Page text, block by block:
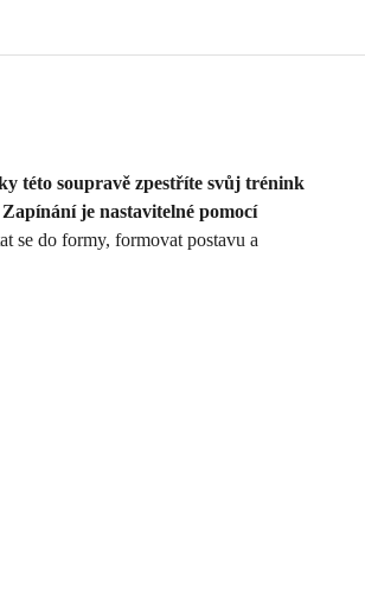
této soupravě zpestříte svůj trénink
Zapínání je nastavitelné pomocí
se do formy, formovat postavu a